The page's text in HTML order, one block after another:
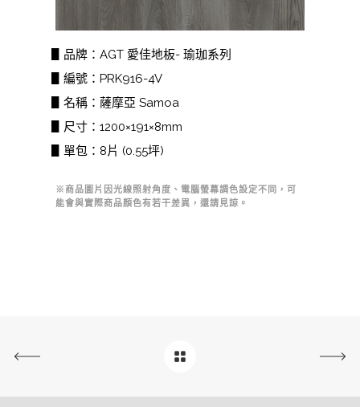
▋品牌：AGT 愛佳地板- 瑜珈系列
▋編號：PRK916-4V
▋名稱：薩摩亞 Samoa
▋尺寸：1200×191×8mm
▋單包：8片 (0.55坪)
※商品圖片因光線照射角度、電腦螢幕調色設定不同，可
能會與實際商品顏色有若干差異，還請見諒。